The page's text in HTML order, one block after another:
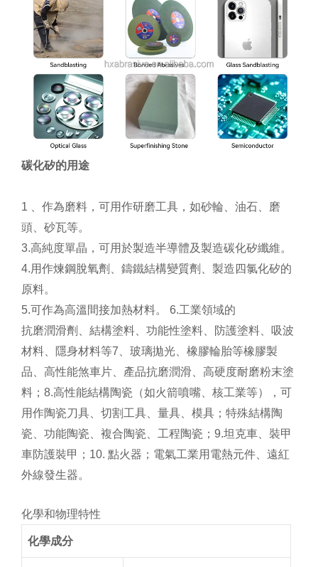
碳化矽的用途
1 、作為磨料，可用作研磨工具，如砂輪、油石、磨
頭、砂瓦等。
3.高純度單晶，可用於製造半導體及製造碳化矽纖維。
4.用作煉鋼脫氧劑、鑄鐵結構變質劑、製造四氯化矽的
原料。
5.可作為高溫間接加熱材料。 6.工業領域的
抗磨潤滑劑、結構塗料、功能性塗料、防護塗料、吸波
材料、隱身材料等7、玻璃拋光、橡膠輪胎等橡膠製
品、高性能煞車片、產品抗磨潤滑、 高硬度耐磨粉末塗
料； 8.高性能結構陶瓷（如火箭噴嘴、核工業等），可
用作陶瓷刀具、 切割工具、量具、模具；特殊結構陶
瓷、功能陶瓷、複合陶瓷、工程陶瓷； 9.坦克車、裝甲
車防護裝甲； 10. 點火器；電氣工業用電熱元件、遠紅
外線發生器。
化學和物理特性
化學成分